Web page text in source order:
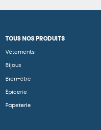
TOUS NOS PRODUITS
Vêtements
Bijoux
Bien-être
Épicerie
Papeterie